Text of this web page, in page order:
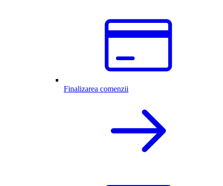
Finalizarea comenzii